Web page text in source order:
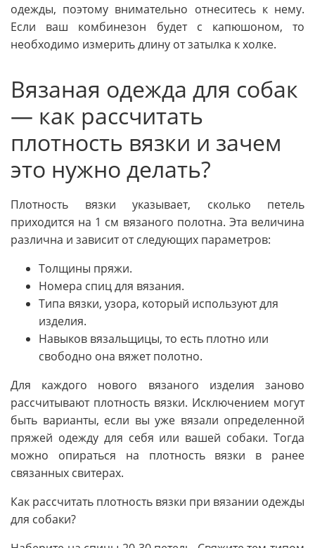
одежды, поэтому внимательно отнеситесь к нему.
Если ваш комбинезон будет с капюшоном, то
необходимо измерить длину от затылка к холке.
Вязаная одежда для собак
— как рассчитать
плотность вязки и зачем
это нужно делать?
Плотность вязки указывает, сколько петель
приходится на 1 см вязаного полотна. Эта величина
различна и зависит от следующих параметров:
Толщины пряжи.
Номера спиц для вязания.
Типа вязки, узора, который используют для
изделия.
Навыков вязальщицы, то есть плотно или
свободно она вяжет полотно.
Для каждого нового вязаного изделия заново
рассчитывают плотность вязки. Исключением могут
быть варианты, если вы уже вязали определенной
пряжей одежду для себя или вашей собаки. Тогда
можно опираться на плотность вязки в ранее
связанных свитерах.
Как рассчитать плотность вязки при вязании одежды
для собаки?